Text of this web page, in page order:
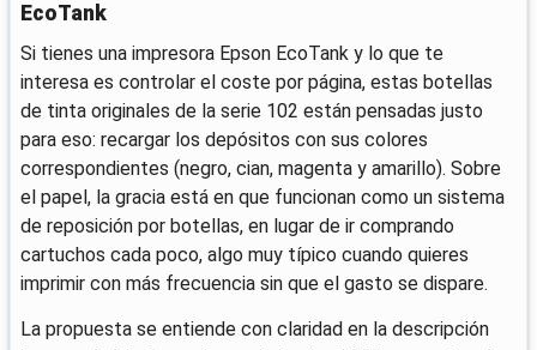
EcoTank
Si tienes una impresora Epson EcoTank y lo que te
interesa es controlar el coste por página, estas botellas
de tinta originales de la serie 102 están pensadas justo
para eso: recargar los depósitos con sus colores
correspondientes (negro, cian, magenta y amarillo). Sobre
el papel, la gracia está en que funcionan como un sistema
de reposición por botellas, en lugar de ir comprando
cartuchos cada poco, algo muy típico cuando quieres
imprimir con más frecuencia sin que el gasto se dispare.
La propuesta se entiende con claridad en la descripción